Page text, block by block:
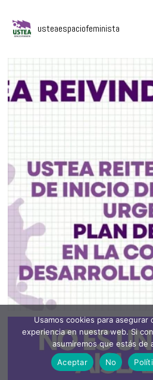
usteaespaciofeminista
Usamos cookies para asegurar
experiencia en nuestra web. Si
asumiremos que estás de
Aceptar
No